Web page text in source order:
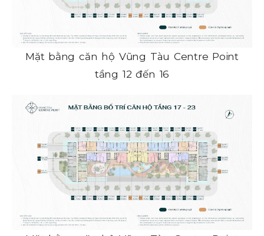
Mặt bằng căn hộ Vũng Tàu Centre Point
tầng 12 đến 16